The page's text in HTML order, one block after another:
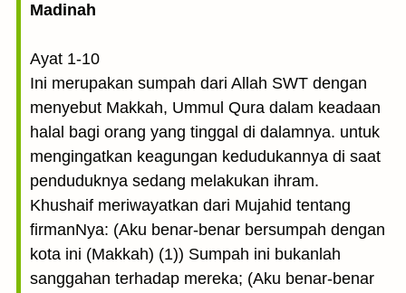
Madinah
Ayat 1-10
Ini merupakan sumpah dari Allah SWT dengan
menyebut Makkah, Ummul Qura dalam keadaan
halal bagi orang yang tinggal di dalamnya. untuk
mengingatkan keagungan kedudukannya di saat
penduduknya sedang melakukan ihram.
Khushaif meriwayatkan dari Mujahid tentang
firmanNya: (Aku benar-benar bersumpah dengan
kota ini (Makkah) (1)) Sumpah ini bukanlah
sanggahan terhadap mereka; (Aku benar-benar